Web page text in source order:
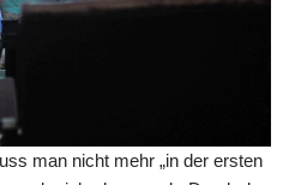
man nicht mehr „in der ersten